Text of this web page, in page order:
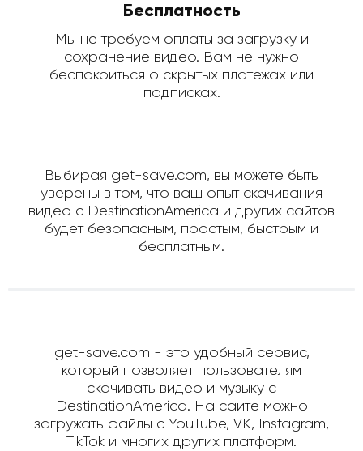
Бесплатность
Мы не требуем оплаты за загрузку и
сохранение видео. Вам не нужно
беспокоиться о скрытых платежах или
подписках.
Выбирая get-save.com, вы можете быть
уверены в том, что ваш опыт скачивания
видео с DestinationAmerica и других сайтов
будет безопасным, простым, быстрым и
бесплатным.
get-save.com - это удобный сервис,
который позволяет пользователям
скачивать видео и музыку с
DestinationAmerica. На сайте можно
загружать файлы с YouTube, VK, Instagram,
TikTok и многих других платформ.